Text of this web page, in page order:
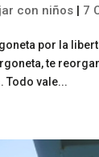
con niños | 7
por la
te
Todo vale...